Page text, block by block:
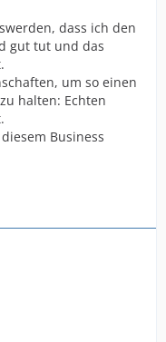
dass ich den
gut tut und das
um so einen
halten: Echten
Business